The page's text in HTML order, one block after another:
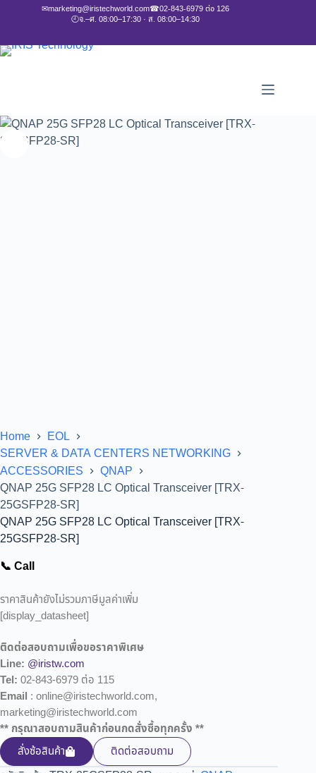
✉marketing@iristechworld.com☎02-843-6979 ต่อ 126
🕘จ.–ศ. 08:00–17:30 · ส. 08:00–14:30
Home
EOL
SERVER & DATA CENTERS NETWORKING
ACCESSORIES
QNAP
QNAP 25G SFP28 LC Optical Transceiver [TRX-
25GSFP28-SR]
QNAP 25G SFP28 LC Optical Transceiver [TRX-
25GSFP28-SR]
📞 Call
ราคาสินค้ายังไม่รวมภาษีมูลค่าเพิ่ม
[display_datasheet]
ติดต่อสอบถามเพื่อขอราคาพิเศษ
Line: @iristw.com
Tel: 02-843-6979 ต่อ 115
Email : online@iristechworld.com,
marketing@iristechworld.com
** กรุณาสอบถามสินค้าก่อนกดสั่งซื้อทุกครั้ง **
สั่งซ้อสินค้า
ติดต่อสอบถาม